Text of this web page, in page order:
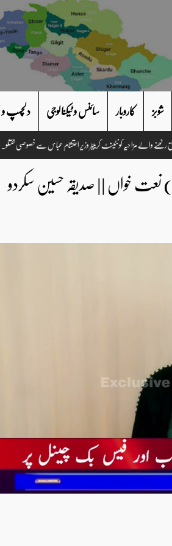
شوبز کاروبار سائنس و ٹیکنالوجی دلچسپ
ضلع استور سے تعلق رکھنے والے مزاحیہ کونٹینٹ کرییٹر وزیر احتشام
ماہ رمضان المبارک نعتیہ مقابلہ 2022 ویڈیوز || نمبر ( 26 ) نعت خواں || صدیقہ حسین سکردو